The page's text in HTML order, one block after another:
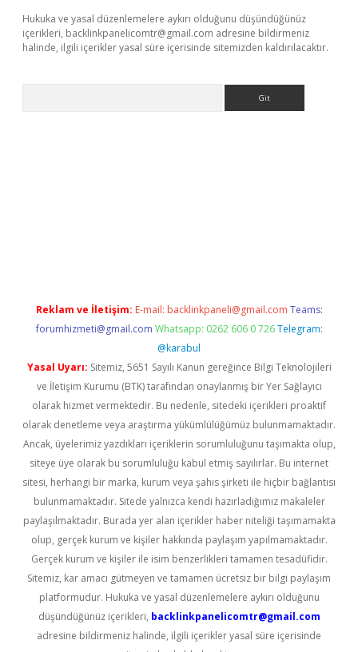
Hukuka ve yasal düzenlemelere aykırı olduğunu düşündüğünüz
içerikleri, backlinkpanelicomtr@gmail.com adresine bildirmeniz
halinde, ilgili içerikler yasal süre içerisinde sitemizden kaldırılacaktır.
Reklam ve İletişim: E-mail: backlinkpaneli@gmail.com Teams:
forumhizmeti@gmail.com Whatsapp: 0262 606 0 726 Telegram:
@karabul
Yasal Uyarı: Sitemiz, 5651 Sayılı Kanun gereğince Bilgi Teknolojileri
ve İletişim Kurumu (BTK) tarafından onaylanmış bir Yer Sağlayıcı
olarak hizmet vermektedir. Bu nedenle, sitedeki içerikleri proaktif
olarak denetleme veya araştırma yükümlülüğümüz bulunmamaktadır.
Ancak, üyelerimiz yazdıkları içeriklerin sorumluluğunu taşımakta olup,
siteye üye olarak bu sorumluluğu kabul etmiş sayılırlar. Bu internet
sitesi, herhangi bir marka, kurum veya şahıs şirketi ile hiçbir bağlantısı
bulunmamaktadır. Sitede yalnızca kendi hazırladığımız makaleler
paylaşılmaktadır. Burada yer alan içerikler haber niteliği taşımamakta
olup, gerçek kurum ve kişiler hakkında paylaşım yapılmamaktadır.
Gerçek kurum ve kişiler ile isim benzerlikleri tamamen tesadüfidir.
Sitemiz, kar amacı gütmeyen ve tamamen ücretsiz bir bilgi paylaşım
platformudur. Hukuka ve yasal düzenlemelere aykırı olduğunu
düşündüğünüz içerikleri, backlinkpanelicomtr@gmail.com
adresine bildirmeniz halinde, ilgili içerikler yasal süre içerisinde